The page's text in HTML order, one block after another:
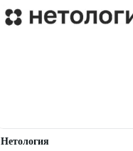
Нетология